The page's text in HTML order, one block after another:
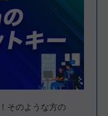
そのような方の